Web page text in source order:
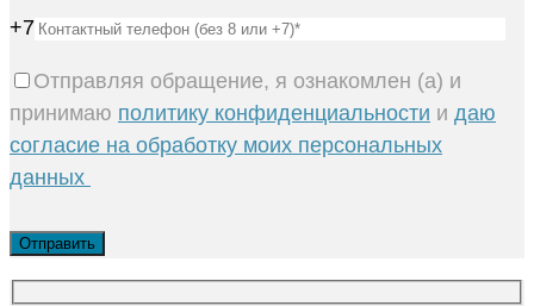
+7
Отправляя обращение, я ознакомлен (а) и
принимаю политику конфиденциальности и даю
согласие на обработку моих персональных
данных